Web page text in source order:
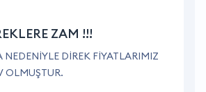
ZAM !!!
NEDENİYLE DİREK FİYATLARIMIZ
OLMUŞTUR.